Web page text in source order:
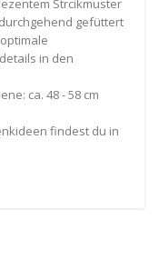
Strcikmuster
gefüttert
in den
ca. 48 - 58 cm
findest du in